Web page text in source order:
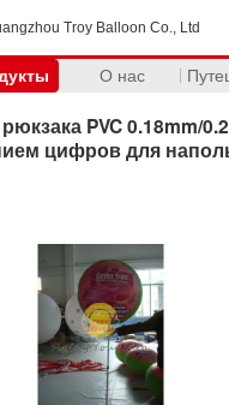
Troy Balloon Co., Ltd
О нас
PVC 0.18mm/
цифров для